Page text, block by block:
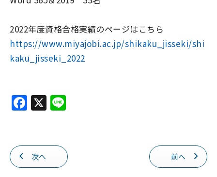
2022年度資格合格実績のページはこちら
https://www.miyajobi.ac.jp/shikaku_jisseki/shi
kaku_jisseki_2022
F
e
b
X
次へ 前へ